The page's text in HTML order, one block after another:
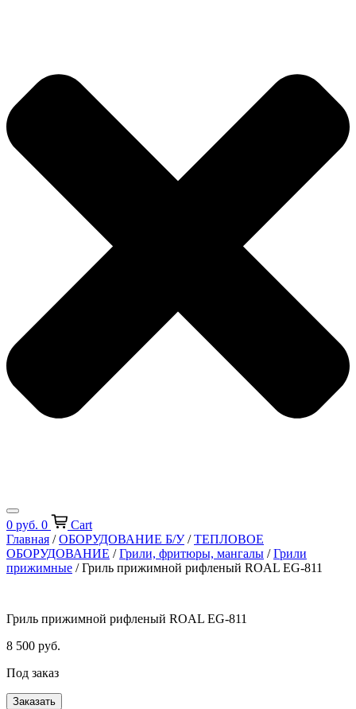
0 руб. 0
Cart
Главная /ОБОРУДОВАНИЕ Б/У/ТЕПЛОВОЕ
ОБОРУДОВАНИЕ /Грили, фритюры, мангалы /Грили
прижимные / Гриль прижимной рифленый ROAL EG-811
Гриль прижимной рифленый ROAL EG-811
8 500 руб.
Под заказ
Заказать